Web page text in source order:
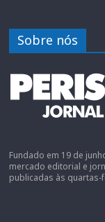
Sobre nós
Fundado em 19 de
mercado editorial e
publicadas às quartas-